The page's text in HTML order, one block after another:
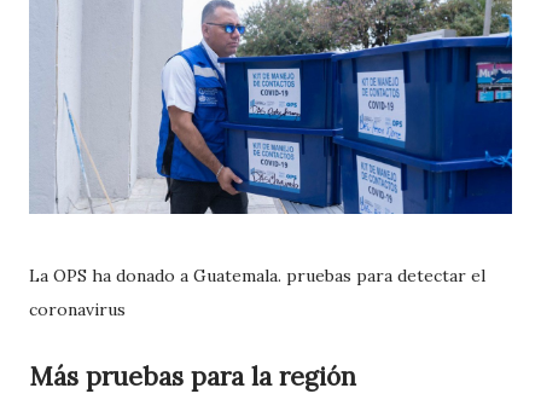
La OPS ha donado a Guatemala. pruebas para detectar el
coronavirus
Más pruebas para la región